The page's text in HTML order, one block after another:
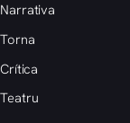
Narrativa
Torna
Crítica
Teatru